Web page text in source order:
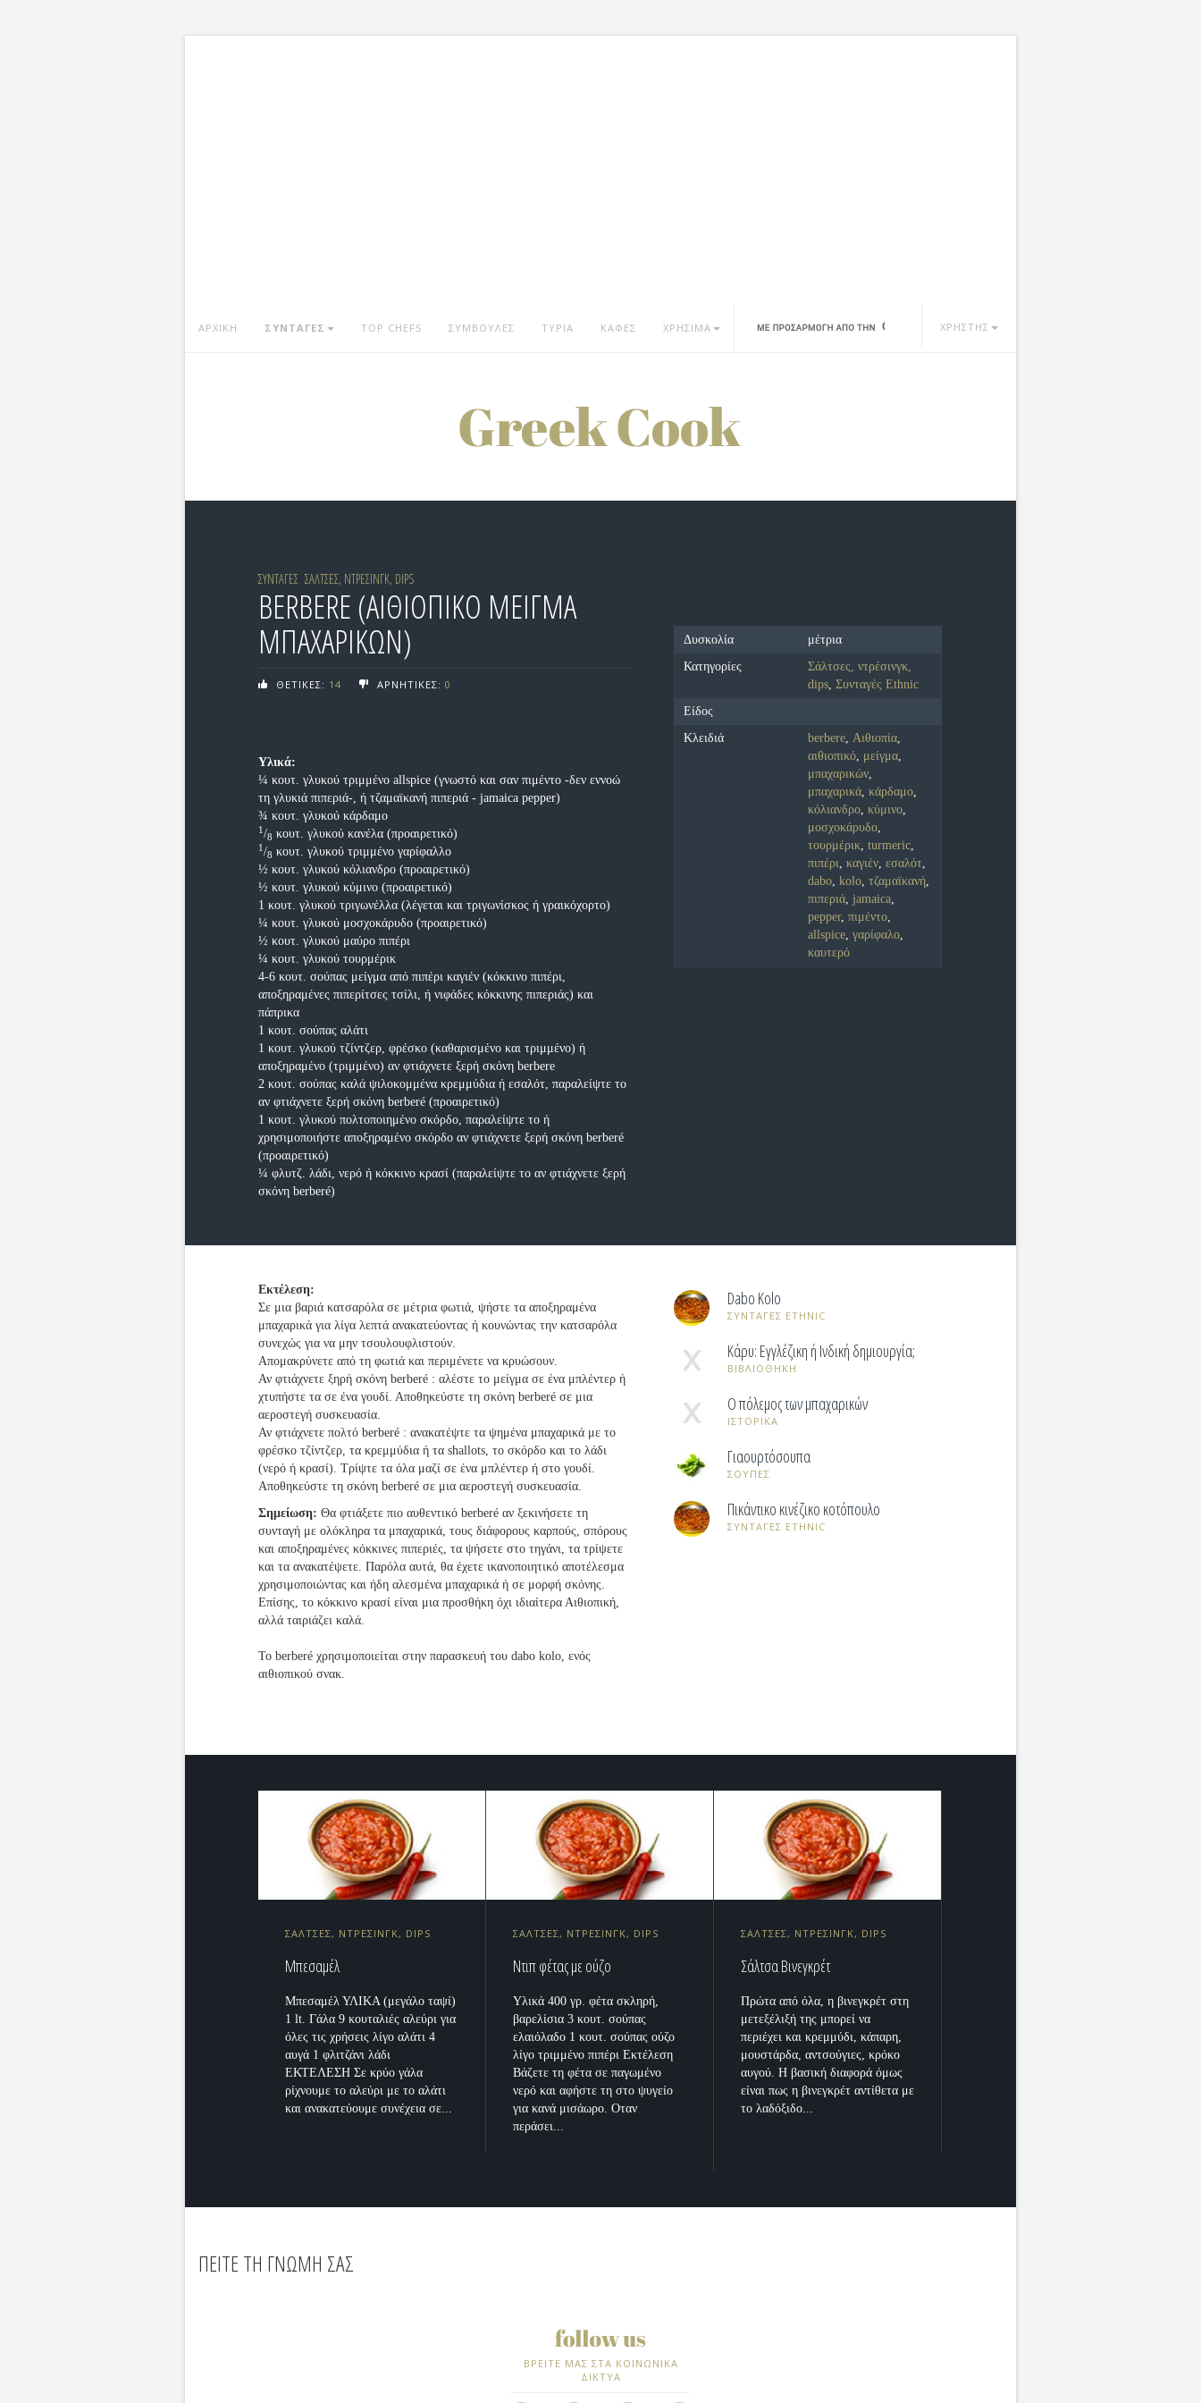
ΑΡΧΙΚΗ ΣΥΝΤΑΓΕΣ TOP CHEFS ΣΥΜΒΟΥΛΕΣ ΤΥΡΙΑ ΚΑΦΕΣ ΧΡΗΣΙΜΑ ΧΡΗΣΤΗΣ
ΣΥΝΤΑΓΕΣ ΣΑΛΤΣΕΣ, ΝΤΡΕΣΙΝΓΚ, DIPS
BERBERE (ΑΙΘΙΟΠΙΚΟ ΜΕΙΓΜΑ
ΜΠΑΧΑΡΙΚΩΝ)
ΘΕΤΙΚΕΣ: 14 ΑΡΝΗΤΙΚΕΣ: 0
Υλικά:
¼ κουτ. γλυκού τριμμένο allspice (γνωστό και σαν πιμέντο -δεν εννοώ
τη γλυκιά πιπεριά-, ή τζαμαϊκανή πιπεριά - jamaica pepper)
¾ κουτ. γλυκού κάρδαμο
1 /8 κουτ. γλυκού κανέλα (προαιρετικό)
1 /8 κουτ. γλυκού τριμμένο γαρίφαλλο
½ κουτ. γλυκού κόλιανδρο (προαιρετικό)
½ κουτ. γλυκού κύμινο (προαιρετικό)
1 κουτ. γλυκού τριγωνέλλα (λέγεται και τριγωνίσκος ή γραικόχορτο)
¼ κουτ. γλυκού μοσχοκάρυδο (προαιρετικό)
½ κουτ. γλυκού μαύρο πιπέρι
¼ κουτ. γλυκού τουρμέρικ
4-6 κουτ. σούπας μείγμα από πιπέρι καγιέν (κόκκινο πιπέρι,
αποξηραμένες πιπερίτσες τσίλι, ή νιφάδες κόκκινης πιπεριάς) και
πάπρικα
1 κουτ. σούπας αλάτι
1 κουτ. γλυκού τζίντζερ, φρέσκο (καθαρισμένο και τριμμένο) ή
αποξηραμένο (τριμμένο) αν φτιάχνετε ξερή σκόνη berbere
2 κουτ. σούπας καλά ψιλοκομμένα κρεμμύδια ή εσαλότ, παραλείψτε το
αν φτιάχνετε ξερή σκόνη berberé (προαιρετικό)
1 κουτ. γλυκού πολτοποιημένο σκόρδο, παραλείψτε το ή
χρησιμοποιήστε αποξηραμένο σκόρδο αν φτιάχνετε ξερή σκόνη berberé
(προαιρετικό)
¼ φλυτζ. λάδι, νερό ή κόκκινο κρασί (παραλείψτε το αν φτιάχνετε ξερή
σκόνη berberé)
Δυσκολία
μέτρια
Κατηγορίες
Σάλτσες, ντρέσινγκ,
dips,Συνταγές Ethnic
Είδος
Κλειδιά
berbere,Αιθιοπία,
αιθιοπικό, μείγμα,
μπαχαρικών,
μπαχαρικά,κάρδαμο,
κόλιανδρο,κύμινο,
μοσχοκάρυδο,
τουρμέρικ,turmeric,
πιπέρι,καγιέν,εσαλότ,
dabo,kolo,τζαμαϊκανή,
πιπεριά, jamaica,
pepper,πιμέντο,
allspice,γαρίφαλο,
καυτερό
Εκτέλεση:
Σε μια βαριά κατσαρόλα σε μέτρια φωτιά, ψήστε τα αποξηραμένα
μπαχαρικά για λίγα λεπτά ανακατεύοντας ή κουνώντας την κατσαρόλα
συνεχώς για να μην τσουλουφλιστούν.
Απομακρύνετε από τη φωτιά και περιμένετε να κρυώσουν.
Αν φτιάχνετε ξηρή σκόνη berberé : αλέστε το μείγμα σε ένα μπλέντερ ή
χτυπήστε τα σε ένα γουδί. Αποθηκεύστε τη σκόνη berberé σε μια
αεροστεγή συσκευασία.
Αν φτιάχνετε πολτό berberé : ανακατέψτε τα ψημένα μπαχαρικά με το
φρέσκο τζίντζερ, τα κρεμμύδια ή τα shallots, το σκόρδο και το λάδι
(νερό ή κρασί). Τρίψτε τα όλα μαζί σε ένα μπλέντερ ή στο γουδί.
Αποθηκεύστε τη σκόνη berberé σε μια αεροστεγή συσκευασία.
Σημείωση: Θα φτιάξετε πιο αυθεντικό berberé αν ξεκινήσετε τη
συνταγή με ολόκληρα τα μπαχαρικά, τους διάφορους καρπούς, σπόρους
και αποξηραμένες κόκκινες πιπεριές, τα ψήσετε στο τηγάνι, τα τρίψετε
και τα ανακατέψετε. Παρόλα αυτά, θα έχετε ικανοποιητικό αποτέλεσμα
χρησιμοποιώντας και ήδη αλεσμένα μπαχαρικά ή σε μορφή σκόνης.
Επίσης, το κόκκινο κρασί είναι μια προσθήκη όχι ιδιαίτερα Αιθιοπική,
αλλά ταιριάζει καλά.
Το berberé χρησιμοποιείται στην παρασκευή του dabo kolo, ενός
αιθιοπικού σνακ.
Dabo Kolo
ΣΥΝΤΑΓΕΣ ETHNIC
Κάρυ: Εγγλέζικη ή Ινδική δημιουργία;
ΒΙΒΛΙΟΘΗΚΗ
Ο πόλεμος των μπαχαρικών
ΙΣΤΟΡΙΚΑ
Γιαουρτόσουπα
ΣΟΥΠΕΣ
Πικάντικο κινέζικο κοτόπουλο
ΣΥΝΤΑΓΕΣ ETHNIC
ΣΑΛΤΣΕΣ, ΝΤΡΕΣΙΝΓΚ, DIPS
Μπεσαμέλ
Μπεσαμέλ ΥΛΙΚΑ (μεγάλο ταψί)
1 lt. Γάλα 9 κουταλιές αλεύρι για
όλες τις χρήσεις λίγο αλάτι 4
αυγά 1 φλιτζάνι λάδι
ΕΚΤΕΛΕΣΗ Σε κρύο γάλα
ρίχνουμε το αλεύρι με το αλάτι
και ανακατεύουμε συνέχεια σε...
ΣΑΛΤΣΕΣ, ΝΤΡΕΣΙΝΓΚ, DIPS
Ντιπ φέτας με ούζο
Υλικά 400 γρ. φέτα σκληρή,
βαρελίσια 3 κουτ. σούπας
ελαιόλαδο 1 κουτ. σούπας ούζο
λίγο τριμμένο πιπέρι Εκτέλεση
Βάζετε τη φέτα σε παγωμένο
νερό και αφήστε τη στο ψυγείο
για κανά μισάωρο. Οταν
περάσει...
ΣΑΛΤΣΕΣ, ΝΤΡΕΣΙΝΓΚ, DIPS
Σάλτσα Βινεγκρέτ
Πρώτα από όλα, η βινεγκρέτ στη
μετεξέλιξή της μπορεί να
περιέχει και κρεμμύδι, κάπαρη,
μουστάρδα, αντσούγιες, κρόκο
αυγού. Η βασική διαφορά όμως
είναι πως η βινεγκρέτ αντίθετα με
το λαδόξιδο...
ΠΕΙΤΕ ΤΗ ΓΝΩΜΗ ΣΑΣ
ΒΡΕΙΤΕ ΜΑΣ ΣΤΑ ΚΟΙΝΩΝΙΚΑ
ΔΙΚΤΥΑ